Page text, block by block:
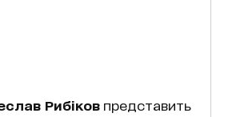
Рибіковпредставить